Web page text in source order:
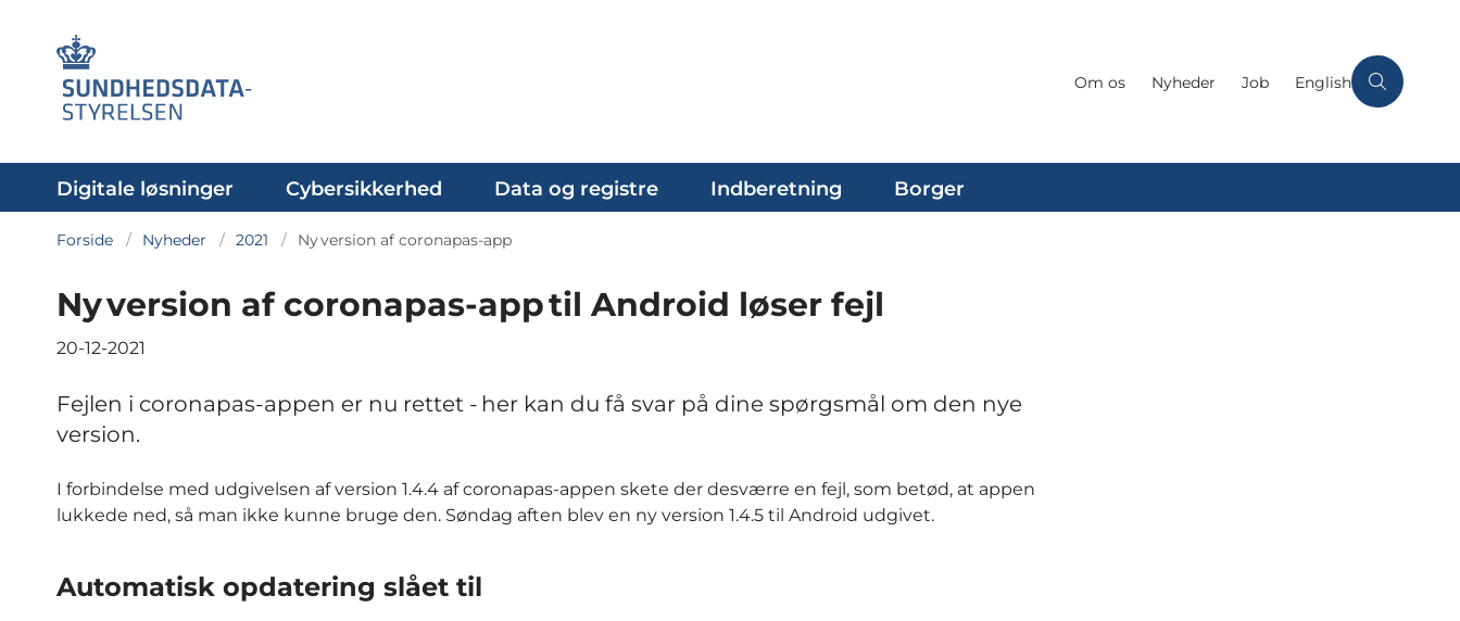
Om os Nyheder Job English
Digitale løsninger Cybersikkerhed Data og registre Indberetning Borger
Forside Nyheder 2021 Ny version af coronapas-app
Ny version af coronapas-app til Android løser fejl
20-12-2021
Fejlen i coronapas-appen er nu rettet - her kan du få svar på dine spørgsmål om den nye
version.
I forbindelse med udgivelsen af version 1.4.4 af coronapas-appen skete der desværre en fejl, som betød, at appen
lukkede ned, så man ikke kunne bruge den. Søndag aften blev en ny version 1.4.5 til Android udgivet.
Automatisk opdatering slået til